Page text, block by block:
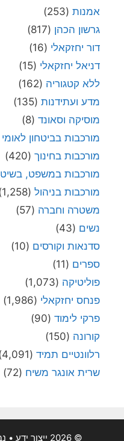
אמנות (253)
גרשון הכהן (817)
דור יחזקאלי (16)
דניאל יחזקאלי (15)
ללא קטגוריה (162)
מדע ועתידנות (135)
מוסיקה וסאונד (8)
מורכבות בביטחון לאומי
מורכבות בחינוך (420)
מורכבות במשפט,
מורכבות בניהול (1,258)
משטרה וחברה (57)
נשים (43)
סדנאות וקורסים (10)
ספרים (11)
פוליטיקה (1,073)
פנחס יחזקאלי (1,986)
פרקי לימוד (90)
קורונה (150)
רלוונטיים תמיד (4,091)
שרית אונגר משיח (72)
© 2026 ייצור ידע •